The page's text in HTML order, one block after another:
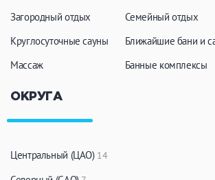
Мангал/ барбекю
Со
Удобства
На берегу водоема
Загородный отдых
Круглосуточные сауны
Массаж
Семейный отдых
Ближайшие бани и
Банные комплексы
ОКРУГА
Центральный (ЦАО) 14